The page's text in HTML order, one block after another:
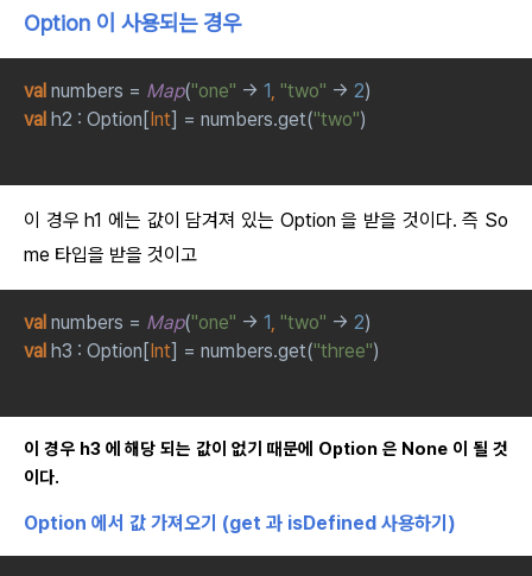
Option 이 사용되는 경우
val numbers = Map("one" -> 1, "two" -> 2)
val h2 : Option[Int] = numbers.get("two")
이 경우 h1 에는 값이 담겨져 있는 Option 을 받을 것이다. 즉 So
me 타입을 받을 것이고
val numbers = Map("one" -> 1, "two" -> 2)
val h3 : Option[Int] = numbers.get("three")
이 경우h3 에 해당 되는 값이 없기 때문에 Option 은 None 이 될 것
이다.
Option 에서 값 가져오기 (get 과 isDefined 사용하기)